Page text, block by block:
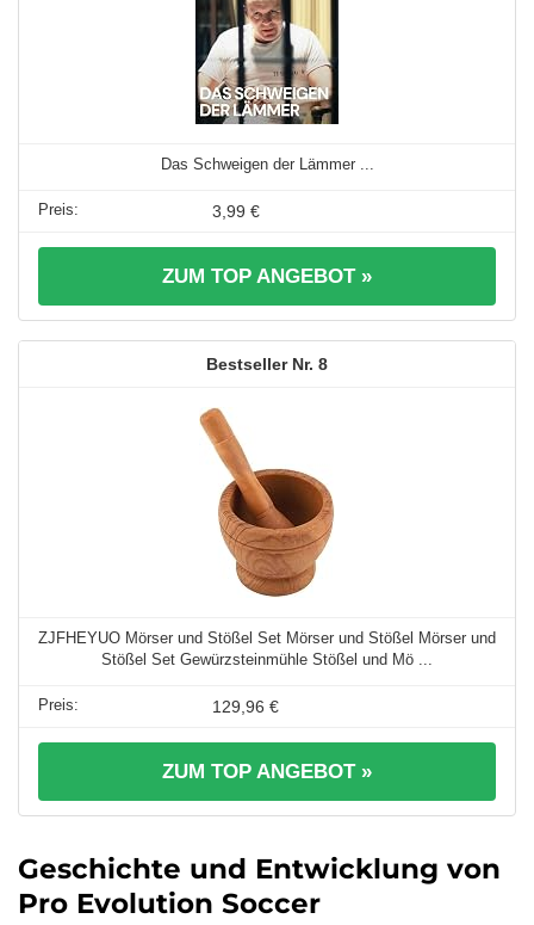
Das Schweigen der Lämmer ...
3,99 €
ZUM TOP ANGEBOT »
8
ZJFHEYUO Mörser und Stößel Set Mörser und Stößel Mörser und
Stößel Set Gewürzsteinmühle Stößel und Mö ...
129,96 €
ZUM TOP ANGEBOT »
Geschichte und Entwicklung von
Pro Evolution Soccer